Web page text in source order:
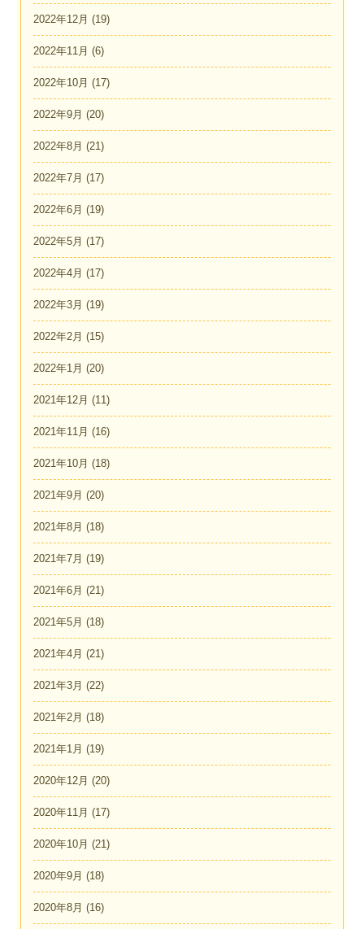
2022年12月 (19)
2022年11月 (6)
2022年10月 (17)
2022年9月 (20)
2022年8月 (21)
2022年7月 (17)
2022年6月 (19)
2022年5月 (17)
2022年4月 (17)
2022年3月 (19)
2022年2月 (15)
2022年1月 (20)
2021年12月 (11)
2021年11月 (16)
2021年10月 (18)
2021年9月 (20)
2021年8月 (18)
2021年7月 (19)
2021年6月 (21)
2021年5月 (18)
2021年4月 (21)
2021年3月 (22)
2021年2月 (18)
2021年1月 (19)
2020年12月 (20)
2020年11月 (17)
2020年10月 (21)
2020年9月 (18)
2020年8月 (16)